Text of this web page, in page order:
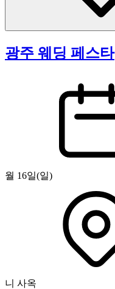
광주 웨딩 페스타
월 16일(일)
니 사옥